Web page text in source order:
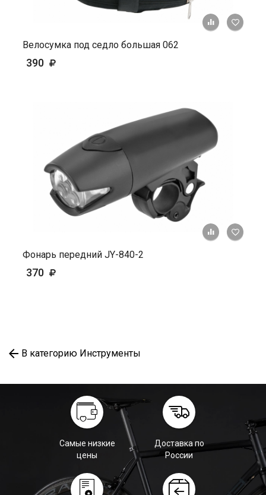
+ К
Велосумка под седло большая 062
390
+ К
Фонарь передний JY-840-2
370
В категорию Инструменты
Самые низкие
цены
Доставка по
России